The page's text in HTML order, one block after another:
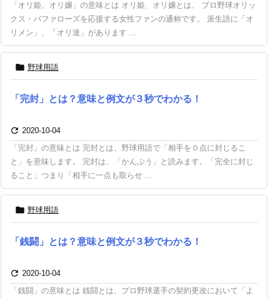
「オリ姫、オリ嬢」の意味とは オリ姫、オリ嬢とは、 プロ野球オリッ
クス・バファローズを応援する女性ファンの通称です。 派生語に「オ
リメン」、「オリ達」があります ...
 野球用語
「完封」とは？意味と例文が３秒でわかる！
 2020-10-04
「完封」の意味とは 完封とは、野球用語で「相手を０点に封じるこ
と」を意味します。 完封は、「かんぷう」と読みます。「完全に封じ
ること」つまり「相手に一点も取らせ ...
 野球用語
「銭闘」とは？意味と例文が３秒でわかる！
 2020-10-04
「銭闘」の意味とは 銭闘とは、プロ野球選手の契約更改において「よ